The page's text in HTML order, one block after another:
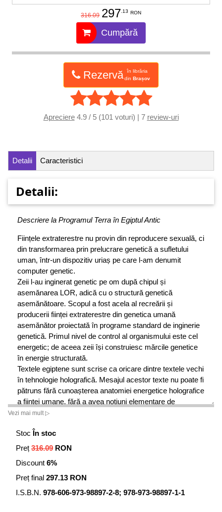
316.09 297.13 RON
Cumpără
Rezervă
în librăria
din Brașov
Apreciere4.9 / 5 (101 voturi) | 7 review-uri
Detalii Caracteristici
Detalii:
Descriere la Programul Terra în Egiptul Antic
Ființele extraterestre nu provin din reproducere sexuală, ci
din transformarea prin prelucrare genetică a sufletului
uman, într-un dispozitiv uriaș pe care l-am denumit
computer genetic.
Zeii l-au inginerat genetic pe om după chipul și
asemănarea LOR, adică cu o structură genetică
asemănătoare. Scopul a fost acela al recreării și
producerii ființei extraterestre din genetica umană
asemănător proiectată în programe standard de inginerie
genetică. Primul nivel de control al organismului este cel
energetic; de aceea zeii își construiesc mărcile genetice
în energie structurată.
Textele egiptene sunt scrise ca oricare dintre textele vechi
în tehnologie holografică. Mesajul acestor texte nu poate fi
pătruns fără cunoașterea anatomiei energetice holografice
a ființei umane, fără a avea noțiuni elementare de
genetică, de embriologie, de fizică și fără înțelegerea
detaliat în carte pe înțelesul oricui, dezleagă acest
fascinant puzzle construit în artă tehnico-literară și
Cartea de față analizează mesajul tehnic din spatele
poveștilor cu zei și cu zeițe, cu demoni și cu figuri
zoomorfice.
Vezi mai mult ▷
Stoc În stoc
Preț 316.09 RON
Discount 6%
Preț final 297.13 RON
I.S.B.N. 978-606-973-98897-2-8; 978-973-98897-1-1